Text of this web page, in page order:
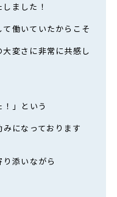
ました！
働いていたからこそ
変さに非常に共感し
」という
になっております
添いながら